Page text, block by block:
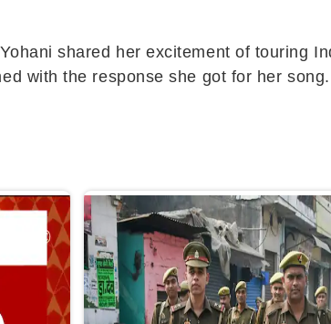
shared her excitement of touring
with the response she got for her